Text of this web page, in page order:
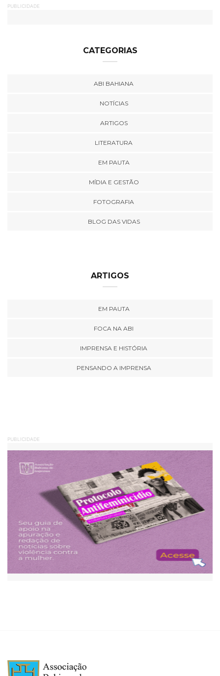
PUBLICIDADE
CATEGORIAS
ABI BAHIANA
NOTÍCIAS
ARTIGOS
LITERATURA
EM PAUTA
MÍDIA E GESTÃO
FOTOGRAFIA
BLOG DAS VIDAS
ARTIGOS
EM PAUTA
FOCA NA ABI
IMPRENSA E HISTÓRIA
PENSANDO A IMPRENSA
PUBLICIDADE